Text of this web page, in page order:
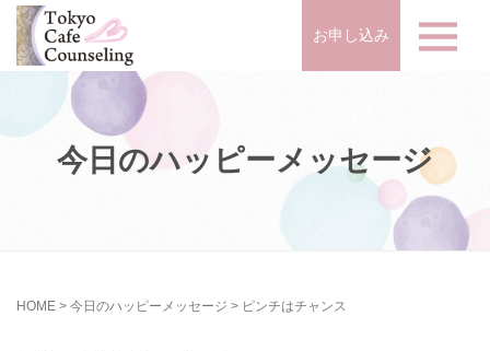
お申し込み
今日のハッピーメッセージ
HOME > 今日のハッピーメッセージ > ピンチはチャンス